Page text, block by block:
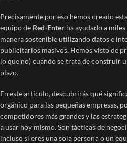
Precisamente por eso hemos creado
equipo de Red-Enter ha ayudado a
manera sostenible utilizando datos e
publicitarios masivos. Hemos visto de
lo que no) cuando se trata de construir
plazo.
En este artículo, descubrirás qué
orgánico para las pequeñas empresas,
competidores más grandes y las
a usar hoy mismo. Son tácticas de
incluso si eres una sola persona o un